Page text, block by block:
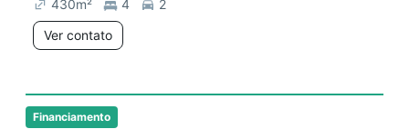
Financiamento
430m² 4
2
Ver contato